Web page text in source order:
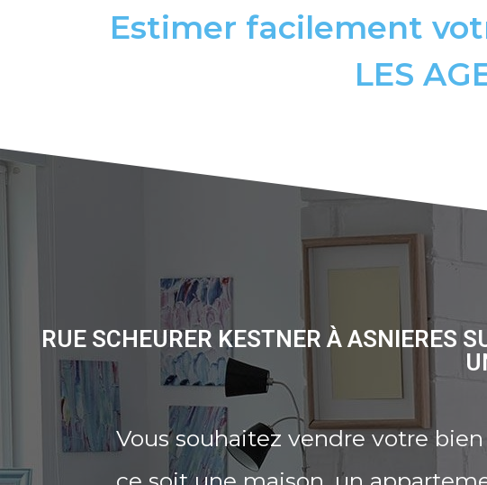
Estimer facilement
LES
RUE SCHEURER KESTNER À ASNIERES
Vous souhaitez vendre votre